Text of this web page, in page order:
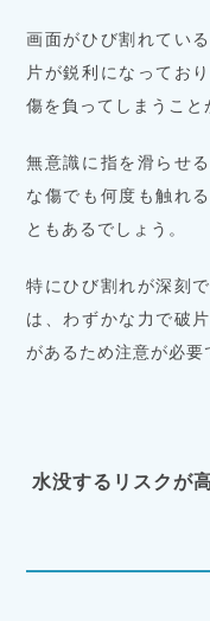
画面がひび割れてい
片が鋭利になってお
傷を負ってしまうこと
無意識に指を滑らせ
な傷でも何度も触れ
ともあるでしょう。
特にひび割れが深刻
は、わずかな力で破
があるため注意が必要
水没するリスクが